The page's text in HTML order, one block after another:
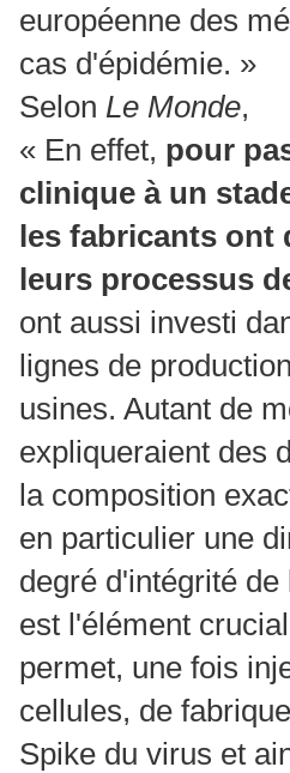
européenne des
cas d'épidémie. »
Selon Le Monde,
« En effet, pour
clinique à un
les fabricants ont
leurs processus
ont aussi investi
lignes de
usines. Autant de
expliqueraient des
la composition
en particulier une
degré d'intégrité de
est l'élément
permet, une fois
cellules, de
Spike du virus et